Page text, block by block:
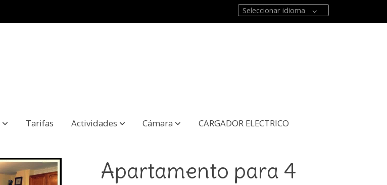
Seleccionar idioma
Tarifas Actividades Cámara CARGADOR ELECTRICO
Apartamento para 4